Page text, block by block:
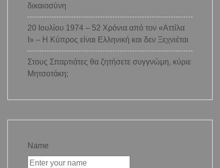
δικαιοσύνη
20 Ιουλίου 1974 – 52 Χρόνια από τον «Αττίλα
Ι» – Η Κύπρος είναι Ελληνική και δεν Ξεχνιέται
Στους Σπαρτιάτες θα ζητήσετε συγγνώμη, κύριε
Μητσοτάκη;
Name